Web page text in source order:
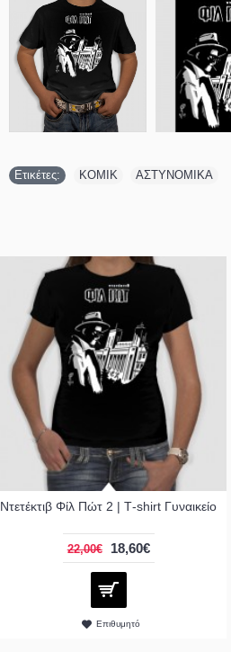
Ετικέτες: ΚΟΜΙΚ ΑΣΤΥΝΟΜΙΚΑ
Ντετέκτιβ Φίλ Πώτ 2 | Τ-shirt Γυναικείο
22,00€ 18,60€
Επιθυμητό